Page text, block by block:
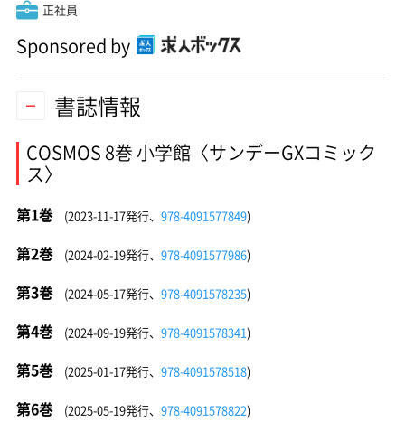
正社員
Sponsored by
書誌情報
COSMOS 8巻 小学館〈サンデーGXコミック
ス〉
第1巻 (2023-11-17発行、 978-4091577849)
第2巻 (2024-02-19発行、 978-4091577986)
第3巻 (2024-05-17発行、 978-4091578235)
第4巻 (2024-09-19発行、 978-4091578341)
第5巻 (2025-01-17発行、 978-4091578518)
第6巻 (2025-05-19発行、 978-4091578822)